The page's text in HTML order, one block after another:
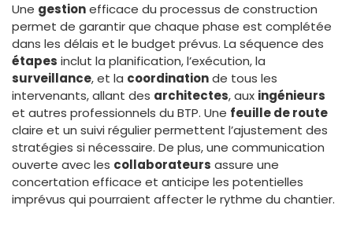
Une gestionefficace du processus de construction
permet de garantir que chaque phase est complétée
dans les délais et le budget prévus. La séquence des
étapes inclut la planification, l’exécution, la
surveillance, et la coordinationde tous les
intervenants, allant des architectes, aux ingénieurs
et autres professionnels du BTP. Une feuille de route
claire et un suivi régulier permettent l’ajustement des
stratégies si nécessaire. De plus, une communication
ouverte avec les collaborateurs assure une
concertation efficace et anticipe les potentielles
imprévus qui pourraient affecter le rythme du chantier.